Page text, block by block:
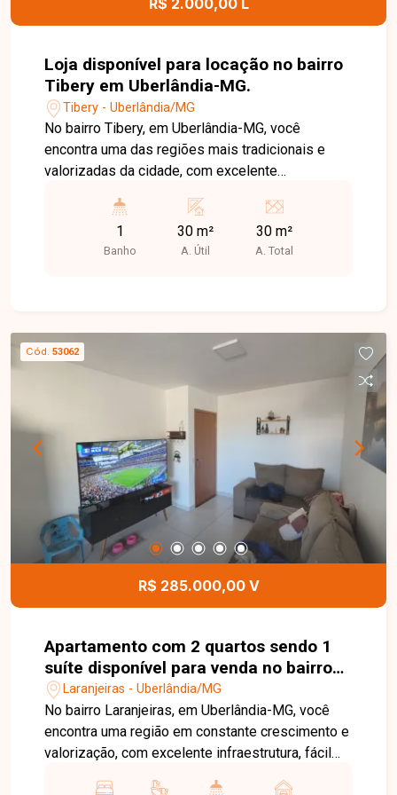
R$ 2.000,00 L
Loja disponível para locação no bairro
Tibery em Uberlândia-MG.
Tibery - Uberlândia/MG
No bairro Tibery, em Uberlândia-MG, você
encontra uma das regiões mais tradicionais e
valorizadas da cidade, com excelente
acesso às principais avenidas, além de estar
próximo a comércios, bancos, supermercados e
diversos serviços. Loja disponível para locação
ou depósito, 1 banheiro e cozinha com copa.
Possui pé-direito alto e excelente ventilação
natural, proporcionando um ambiente confortável
e funcional para diferentes tipos de atividades
comerciais. Uma excelente oportunidade para
instalar ou expandir o seu negócio em uma
localização estratégica e de fácil acesso. Entre
em contato e agende sua visita!
1
Banho
30 m²
A. Útil
30 m²
A. Total
Cód. 53062
R$ 285.000,00 V
Apartamento com 2 quartos sendo 1
suíte disponível para venda no bairro
Laranjeiras em Uberlândia-MG
Laranjeiras - Uberlândia/MG
No bairro Laranjeiras, em Uberlândia-MG, você
encontra uma região em constante crescimento e
valorização, com excelente infraestrutura, fácil